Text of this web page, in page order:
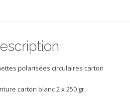
polarisées circulaires carton
carton blanc 2 x 250 gr